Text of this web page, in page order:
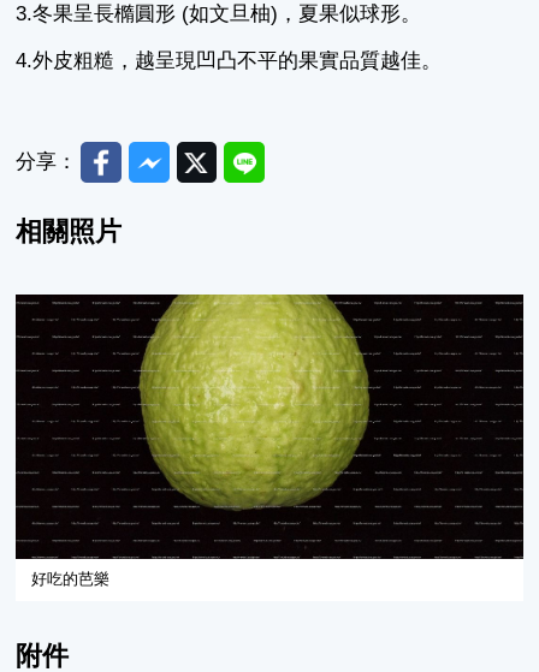
3.冬果呈長橢圓形 (如文旦柚)，夏果似球形。
4.外皮粗糙，越呈現凹凸不平的果實品質越佳。
分享： FacebookMessenger
TwitterLine
相關照片
好吃的芭樂
附件